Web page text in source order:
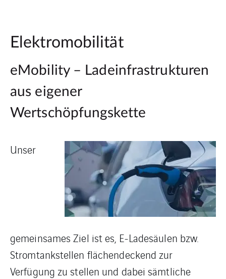
Elektromobilität
eMobility – Ladeinfrastrukturen
aus eigener
Wertschöpfungskette
Unser
gemeinsames Ziel ist es, E-Ladesäulen bzw.
Stromtankstellen flächendeckend zur
Verfügung zu stellen und dabei sämtliche